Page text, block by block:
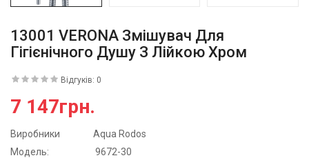
13001 VERONA Змішувач Для
Гігієнічного Душу З Лійкою Хром
Відгуків: 0
7 147грн.
Виробники
Aqua Rodos
Модель:
9672-30